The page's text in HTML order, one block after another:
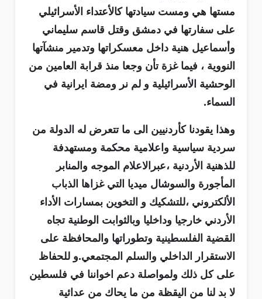
مستها هي ومست سيادتها كالأعتداء الأسرائيلي
على سفارتها في دمشق وقتل قاسم سليماني
وأسماعيل هنية داخل معسكراتها وتدمير منشآتها
النووية ، فيما غزة تأن وجعا منذ قرابة العامين من
الوحشية الأسرائيلية و لم نر ومضة ايرانية في
السماء.
وهذا يقودنا كأردنيين الى ما تتعرض له الدولة من
سردية سياسية واعلامية محكمة ومستهدفة
للذهنية الأردنية ،عبرالاعلام الموجه والمنابر
المأجورة والسوشال ميديا التي غزاها الذباب
الألكتروني ،للتشكيك و التخوين بمسارات الأداء
الأردني خارجيا وداخليا وبالثوابت الوطنية تجاه
القضية الفلسطينية وتطوراتها والمحافظة على
الاستقرار الداخلي والسلم المجتمعي.و للحفاظ
على كل ذلك ولمواصلة دعم اخواننا في فلسطين
لا بد لنا من اليقظة من ما يحاك من عدائية